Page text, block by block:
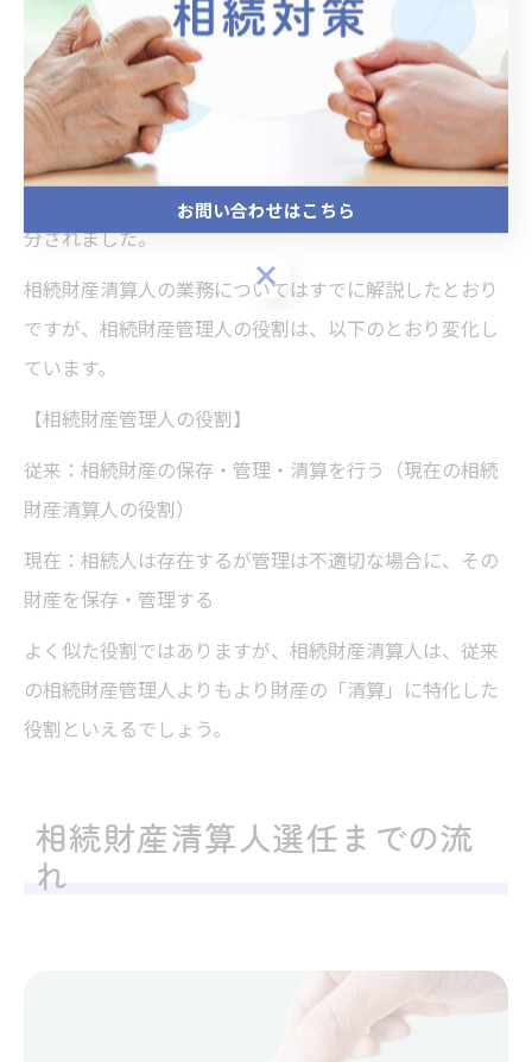
● 旧制度である相続財産管理人との違い
従来は、このような相続財産清算人の役割を「相続財産
管理人」が行っていました。しかし、令和3年の民法改正
によって、「相続財産管理人」が「相続財産管理人と相
続財産清算人」に改称され、それぞれの役割が明確に区
分されました。
相続財産清算人の業務についてはすでに解説したとおり
ですが、相続財産管理人の役割は、以下のとおり変化し
ています。
【相続財産管理人の役割】
従来：相続財産の保存・管理・清算を行う（現在の相続
財産清算人の役割）
現在：相続人は存在するが管理は不適切な場合に、その
財産を保存・管理する
よく似た役割ではありますが、相続財産清算人は、従来
の相続財産管理人よりもより財産の「清算」に特化した
役割といえるでしょう。
相続財産清算人選任までの流
れ
お問い合わせはこちら
お問い合わせはこちら